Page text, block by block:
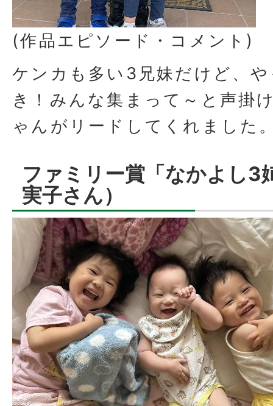
(作品エピソード・コメント)
ケンカも多い3兄妹だけど、
き！みんな集まって～と声掛
ゃんがリードしてくれました
ファミリー賞「なかよし3
実子さん）